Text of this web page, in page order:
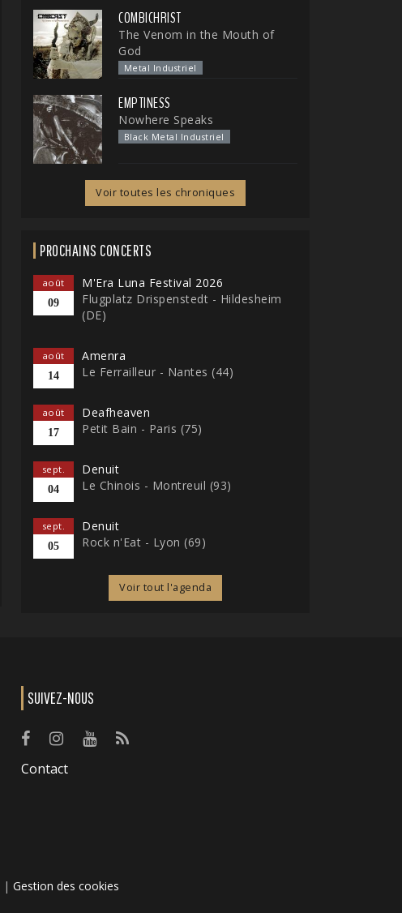
COMBICHRIST
The Venom in the Mouth of
God
Metal Industriel
EMPTINESS
Nowhere Speaks
Black Metal Industriel
Voir toutes les chroniques
PROCHAINS CONCERTS
août
09
M'Era Luna Festival 2026
Flugplatz Drispenstedt - Hildesheim
(DE)
août
14
Amenra
Le Ferrailleur - Nantes (44)
août
17
Deafheaven
Petit Bain - Paris (75)
sept.
04
Denuit
Le Chinois - Montreuil (93)
sept.
05
Denuit
Rock n'Eat - Lyon (69)
Voir tout l'agenda
SUIVEZ-NOUS
Contact
| Gestion des cookies